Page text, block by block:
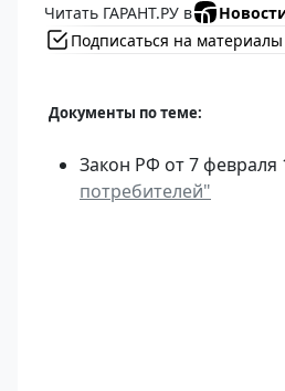
Читать ГАРАНТ.РУ в
Подписаться на
Документы по теме:
Закон РФ от 7 февраля
потребителей"